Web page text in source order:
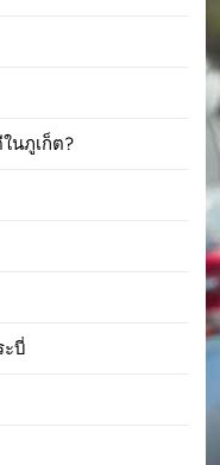
นภูเก็ต?
ะบี่